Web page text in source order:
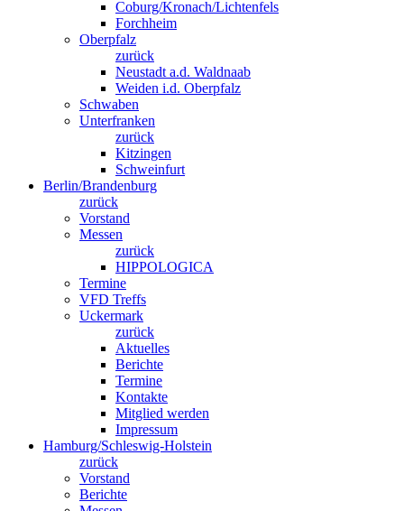
Coburg/Kronach/Lichtenfels
Forchheim
Oberpfalz
zurück
Neustadt a.d. Waldnaab
Weiden i.d. Oberpfalz
Schwaben
Unterfranken
zurück
Kitzingen
Schweinfurt
Berlin/Brandenburg
zurück
Vorstand
Messen
zurück
HIPPOLOGICA
Termine
VFD Treffs
Uckermark
zurück
Aktuelles
Berichte
Termine
Kontakte
Mitglied werden
Impressum
Hamburg/Schleswig-Holstein
zurück
Vorstand
Berichte